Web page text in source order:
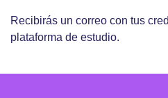
Recibirás un correo con tus
plataforma de estudio.